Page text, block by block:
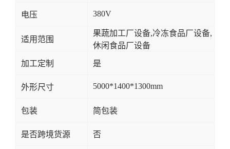
电压 380V
适用范围
果蔬加工厂设备,冷冻食品厂设备,
休闲食品厂设备
加工定制 是
外形尺寸 5000*1400*1300mm
包装 简包装
是否跨境货源 否